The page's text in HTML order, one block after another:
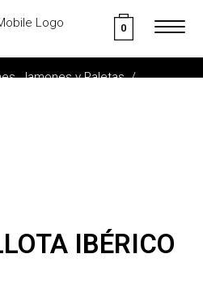
0
,Jamones y Paletas/
IBÉRICO